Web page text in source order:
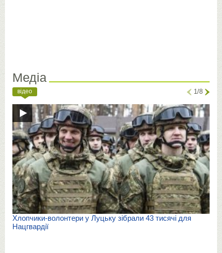
Медіа
відео 1/8
Хлопчики-волонтери у Луцьку зібрали 43 тисячі для
Нацгвардії